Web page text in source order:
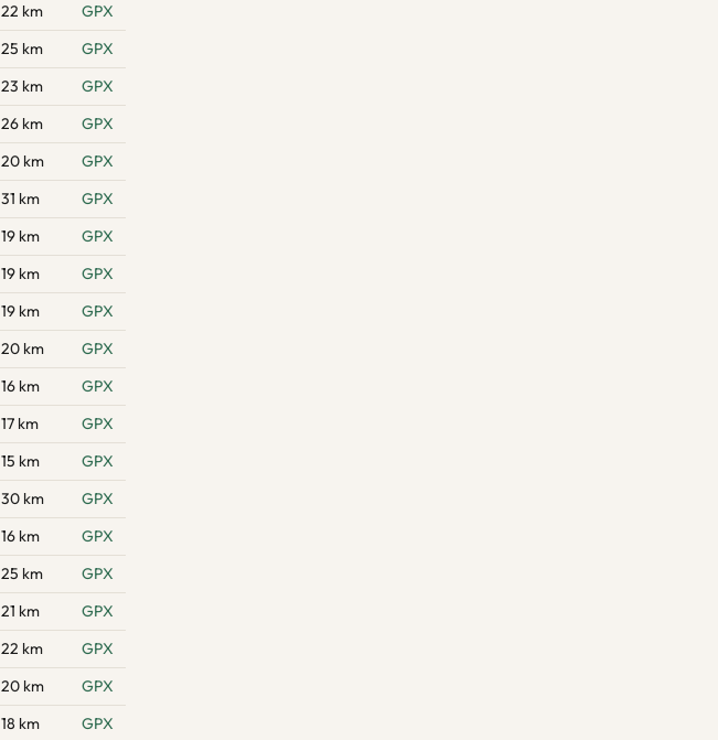
22 km
GPX
25 km
GPX
23 km
GPX
26 km
GPX
20 km
GPX
31 km
GPX
19 km
GPX
19 km
GPX
19 km
GPX
20 km
GPX
16 km
GPX
17 km
GPX
15 km
GPX
30 km
GPX
16 km
GPX
25 km
GPX
21 km
GPX
22 km
GPX
20 km
GPX
18 km
GPX